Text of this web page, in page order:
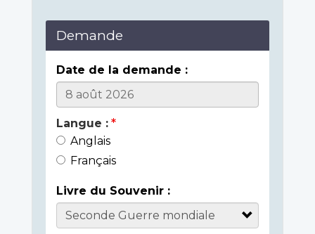
Demande
Date de la demande :
Langue :
Anglais
Français
Livre du Souvenir :